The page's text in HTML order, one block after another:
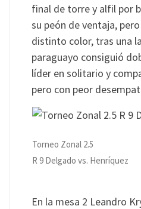
final de torre y alfil por
su peón de ventaja,
distinto color, tras una
paraguayo consiguió
líder en solitario y
pero con peor
Torneo Zonal 2.5
R 9 Delgado vs. Henríquez
En la mesa 2 Leandro